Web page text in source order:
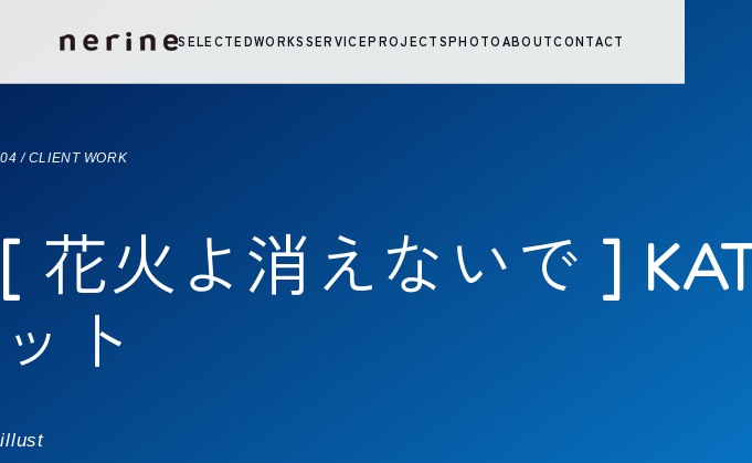
SELECTEDWORKSSERVICEPROJECTSPHOTOABOUTCONTACT
04 / CLIENT WORK
[ 花火よ消えないで ]
ット
illust